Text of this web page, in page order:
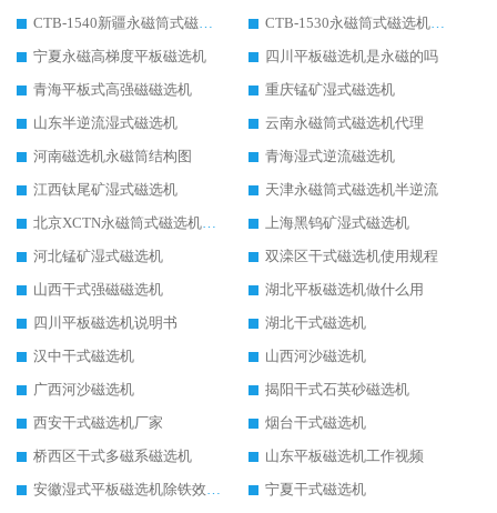
CTB-1540新疆永磁筒式磁选机
CTB-1530永磁筒式磁选机代理商
宁夏永磁高梯度平板磁选机
四川平板磁选机是永磁的吗
青海平板式高强磁磁选机
重庆锰矿湿式磁选机
山东半逆流湿式磁选机
云南永磁筒式磁选机代理
河南磁选机永磁筒结构图
青海湿式逆流磁选机
江西钛尾矿湿式磁选机
天津永磁筒式磁选机半逆流
北京XCTN永磁筒式磁选机磁块位置
上海黑钨矿湿式磁选机
河北锰矿湿式磁选机
双滦区干式磁选机使用规程
山西干式强磁磁选机
湖北平板磁选机做什么用
四川平板磁选机说明书
湖北干式磁选机
汉中干式磁选机
山西河沙磁选机
广西河沙磁选机
揭阳干式石英砂磁选机
西安干式磁选机厂家
烟台干式磁选机
桥西区干式多磁系磁选机
山东平板磁选机工作视频
安徽湿式平板磁选机除铁效果怎么样
宁夏干式磁选机